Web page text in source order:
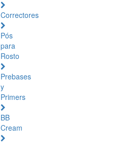
Correctores
Pós
para
Rosto
Prebases
y
Primers
BB
Cream